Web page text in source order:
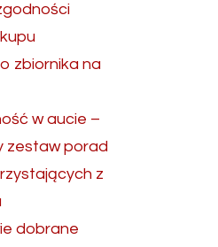
zbiornika na
w aucie –
zestaw porad
z
dobrane